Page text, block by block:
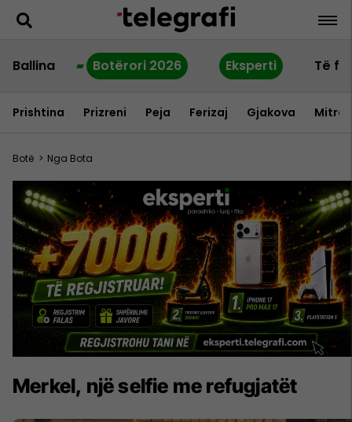
Ballina Botërori 2026 Eksperti Të
Prishtina Prizreni Peja Ferizaj Gjakova
Botë > Nga Bota
Merkel, një selfie me refugjatët